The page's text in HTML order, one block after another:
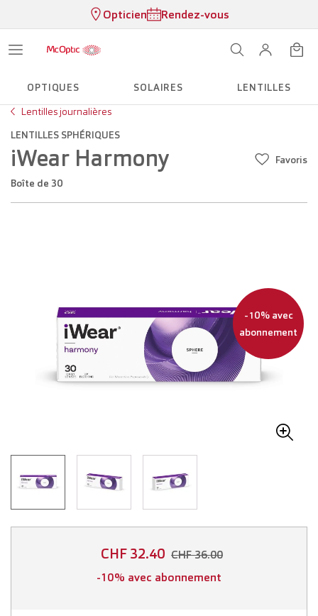
Opticien Rendez-vous
OPTIQUES SOLAIRES
LENTILLES
Lentilles journalières
LENTILLES SPHÉRIQUES
iWear Harmony
Boîte de 30
Favoris
-10% avec
abonnement
CHF 32.40 CHF 36.00
-10% avec abonnement